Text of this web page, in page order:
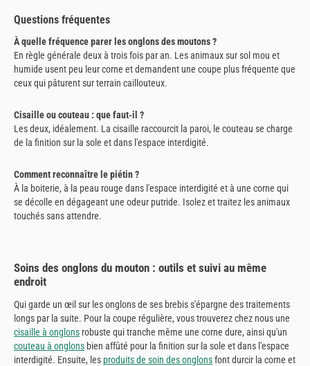
Questions fréquentes
À quelle fréquence parer les onglons des moutons ?
En règle générale deux à trois fois par an. Les animaux sur sol mou et
humide usent peu leur corne et demandent une coupe plus fréquente que
ceux qui pâturent sur terrain caillouteux.
Cisaille ou couteau : que faut-il ?
Les deux, idéalement. La cisaille raccourcit la paroi, le couteau se charge
de la finition sur la sole et dans l'espace interdigité.
Comment reconnaître le piétin ?
À la boiterie, à la peau rouge dans l'espace interdigité et à une corne qui
se décolle en dégageant une odeur putride. Isolez et traitez les animaux
touchés sans attendre.
Soins des onglons du mouton : outils et suivi au même
endroit
Qui garde un œil sur les onglons de ses brebis s'épargne des traitements
longs par la suite. Pour la coupe régulière, vous trouverez chez nous une
cisaille à onglons robuste qui tranche même une corne dure, ainsi qu'un
couteau à onglons bien affûté pour la finition sur la sole et dans l'espace
interdigité. Ensuite, les produits de soin des onglonsfont durcir la corne et